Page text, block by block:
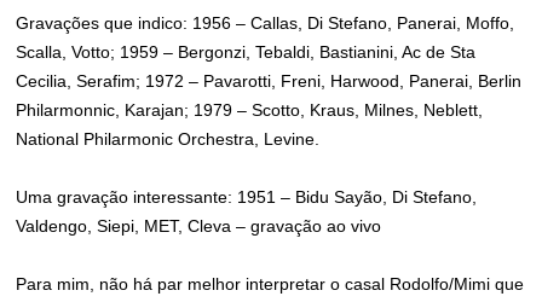
Gravações que indico: 1956 – Callas, Di Stefano, Panerai, Moffo,
Scalla, Votto; 1959 – Bergonzi, Tebaldi, Bastianini, Ac de Sta
Cecilia, Serafim; 1972 – Pavarotti, Freni, Harwood, Panerai, Berlin
Philarmonnic, Karajan; 1979 – Scotto, Kraus, Milnes, Neblett,
National Philarmonic Orchestra, Levine.
Uma gravação interessante: 1951 – Bidu Sayão, Di Stefano,
Valdengo, Siepi, MET, Cleva – gravação ao vivo
Para mim, não há par melhor interpretar o casal Rodolfo/Mimi que